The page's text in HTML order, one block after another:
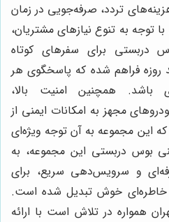
تردد، صرفه‌جویی در زمان
به تنوع نیازهای مشتریان،
دربستی برای سفرهای کوتاه
روزه فراهم شده که پاسخگوی هر
باشد. همچنین امنیت بالا،
مجهز به امکانات ایمنی از
این مجموعه به آن توجه ویژه‌ای
بوس دربستی این مجموعه، به
و سرویس‌دهی سریع، برای
خاطره‌ای خوش تبدیل شده است.
همواره در تلاش است با ارائه